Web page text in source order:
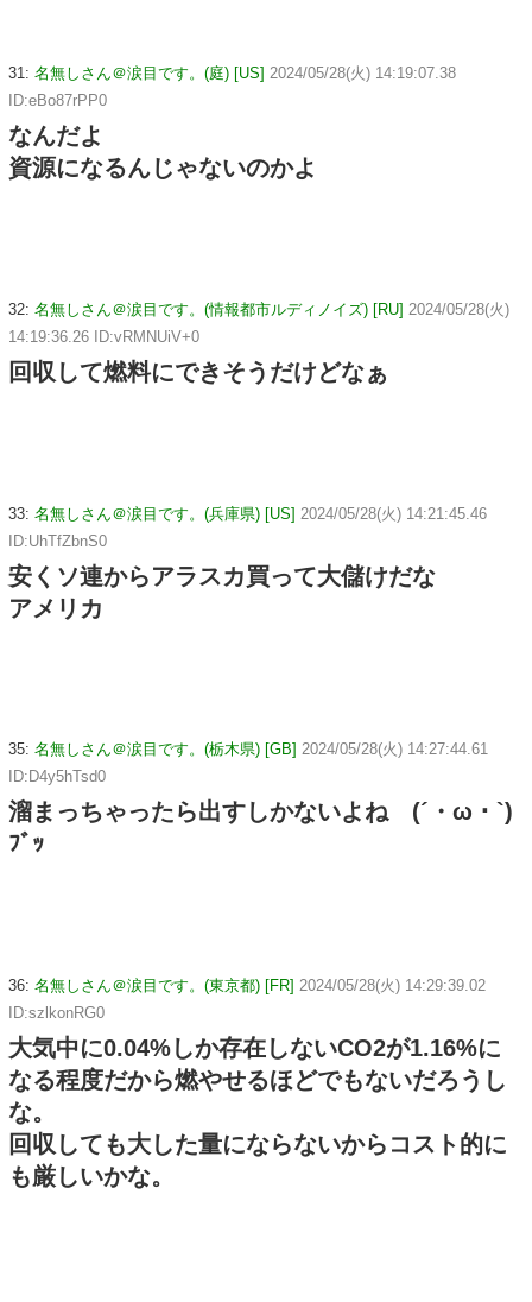
31: 名無しさん＠涙目です。(庭) [US] 2024/05/28(火) 14:19:07.38
ID:eBo87rPP0
なんだよ
資源になるんじゃないのかよ
32: 名無しさん＠涙目です。(情報都市ルディノイズ) [RU] 2024/05/28(火)
14:19:36.26 ID:vRMNUiV+0
回収して燃料にできそうだけどなぁ
33: 名無しさん＠涙目です。(兵庫県) [US] 2024/05/28(火) 14:21:45.46
ID:UhTfZbnS0
安くソ連からアラスカ買って大儲けだな
アメリカ
35: 名無しさん＠涙目です。(栃木県) [GB] 2024/05/28(火) 14:27:44.61
ID:D4y5hTsd0
溜まっちゃったら出すしかないよね (´・ω・`)
ﾌﾞｯ
36: 名無しさん＠涙目です。(東京都) [FR] 2024/05/28(火) 14:29:39.02
ID:szlkonRG0
大気中に0.04%しか存在しないCO2が1.16%に
なる程度だから燃やせるほどでもないだろうし
な。
回収しても大した量にならないからコスト的に
も厳しいかな。